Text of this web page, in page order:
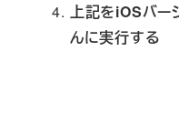
上記をiOSバー
んに実行する